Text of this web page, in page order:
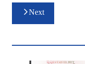
Next